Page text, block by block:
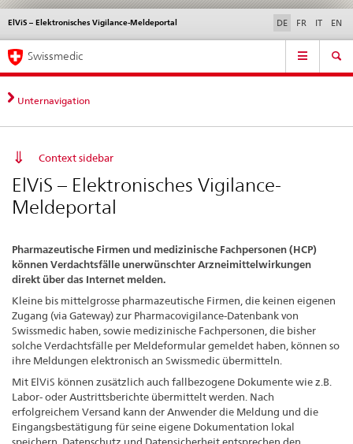
Direktnavigation
News,
Rechtsgrundlagen,
Kontakt
News & Updates Kontakt | Support & Hilfe
ElViS – Elektronisches Vigilance-Meldeportal
Sprachwahl DE FR IT EN
Service
Hauptnavigation
Swissmedic
Unternavigation
Context sidebar
ElViS – Elektronisches Vigilance-
Meldeportal
Pharmazeutische Firmen und medizinische Fachpersonen (HCP)
können Verdachtsfälle unerwünschter Arzneimittelwirkungen
direkt über das Internet melden.
Kleine bis mittelgrosse pharmazeutische Firmen, die keinen eigenen
Zugang (via Gateway) zur Pharmacovigilance-Datenbank von
Swissmedic haben, sowie medizinische Fachpersonen, die bisher
solche Verdachtsfälle per Meldeformular gemeldet haben, können so
ihre Meldungen elektronisch an Swissmedic übermitteln.
Mit ElViS können zusätzlich auch fallbezogene Dokumente wie z.B.
Labor- oder Austrittsberichte übermittelt werden. Nach
erfolgreichem Versand kann der Anwender die Meldung und die
Eingangsbestätigung für seine eigene Dokumentation lokal